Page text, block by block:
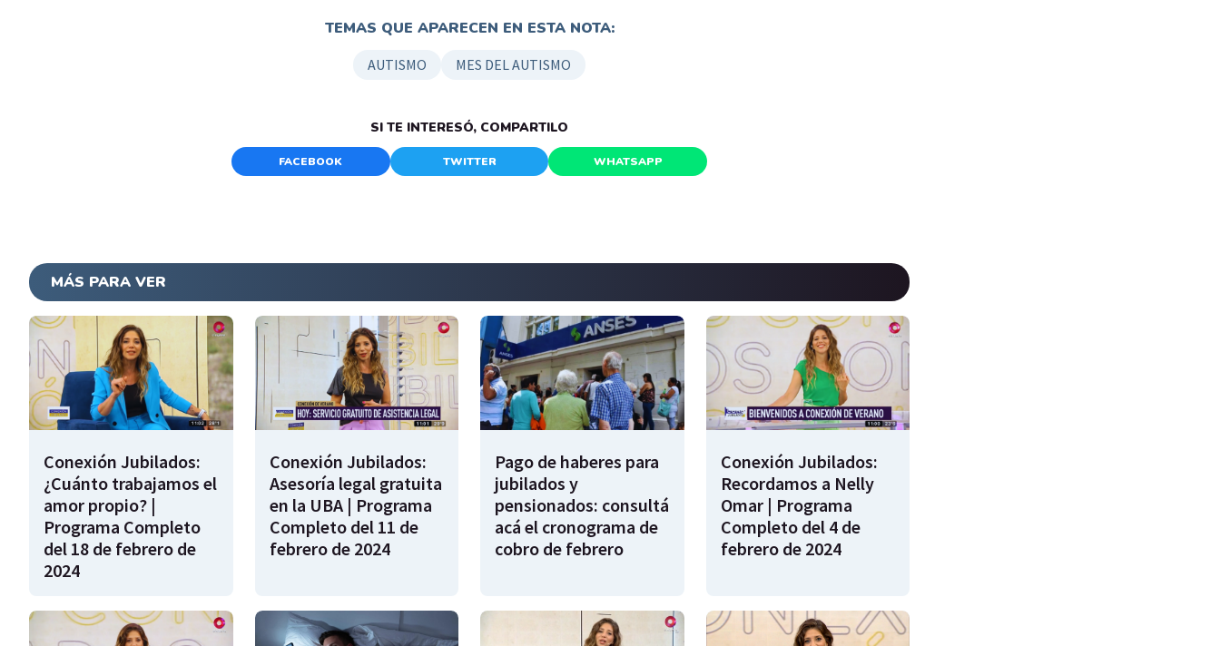
TEMAS QUE APARECEN EN ESTA NOTA:
AUTISMO MES DEL AUTISMO
SI TE INTERESÓ, COMPARTILO
FACEBOOK TWITTER WHATSAPP
MÁS PARA VER
Conexión Jubilados:
¿Cuánto trabajamos el
amor propio? |
Programa Completo
del 18 de febrero de
2024
Conexión Jubilados:
Asesoría legal gratuita
en la UBA | Programa
Completo del 11 de
febrero de 2024
Pago de haberes para
jubilados y
pensionados: consultá
acá el cronograma de
cobro de febrero
Conexión Jubilados:
Recordamos a Nelly
Omar | Programa
Completo del 4 de
febrero de 2024